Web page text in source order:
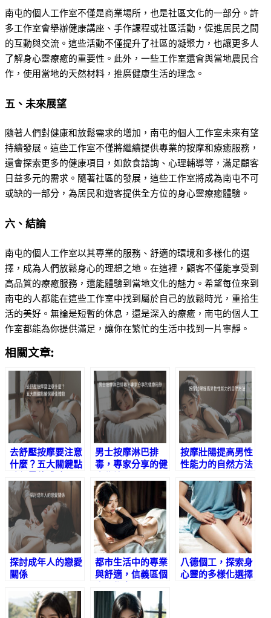
南屯的個人工作室不僅是商業場所，也是社區文化的一部分。許
多工作室會舉辦健康講座、手作課程或社區活動，促進居民之間
的互動與交流。這些活動不僅提升了社區的凝聚力，也讓更多人
了解身心靈療癒的重要性。此外，一些工作室還會與當地農民合
作，使用當地的天然材料，推廣健康生活的理念。
五、未來展望
隨著人們對健康和放鬆需求的增加，南屯的個人工作室未來有望
持續發展。這些工作室不僅將繼續提供專業的按摩和療癒服務，
還會探索更多的健康項目，如飲食諮詢、心理輔導等，滿足顧客
日益多元的需求。隨著社區的發展，這些工作室將成為南屯不可
或缺的一部分，為居民和遊客提供全方位的身心靈療癒體驗。
六、結論
南屯的個人工作室以其專業的服務、舒適的環境和多樣化的選
擇，成為人們放鬆身心的理想之地。在這裡，顧客不僅能享受到
高品質的療癒服務，還能體驗到當地文化的魅力。希望每位來到
南屯的人都能在這些工作室中找到屬於自己的放鬆時光，重拾生
活的美好。無論是短暫的休息，還是深入的療癒，南屯的個人工
作室都能為你提供滿足，讓你在繁忙的生活中找到一片寧靜。
相關文章:
去舒壓按摩要注意
什麼？五大關鍵點
男士按摩淋巴排
毒，專家分享的健
按摩壯陽提高男性
性能力的自然方法
探討成年人的戀愛
關係
都市生活中的專業
與舒適，信義區個
八德個工，探索身
心靈的多樣化選擇